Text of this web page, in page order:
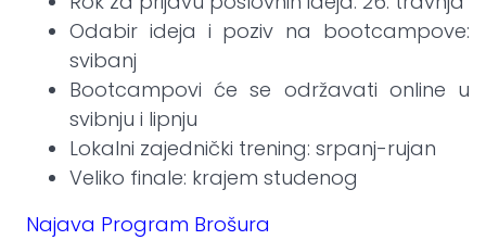
Odabir ideja i poziv na bootcampove:
svibanj
Bootcampovi će se održavati online u
svibnju i lipnju
Lokalni zajednički trening: srpanj-rujan
Veliko finale: krajem studenog
Najava Program Brošura